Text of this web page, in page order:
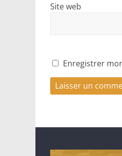
Site web
Enregistrer